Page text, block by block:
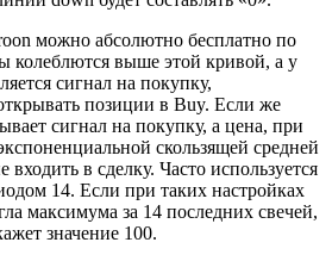
можно абсолютно бесплатно по
колеблются выше этой кривой, а у
сигнал на покупку,
позиции в Buy. Если же
сигнал на покупку, а цена, при
скользящей средней
в сделку. Часто используется
14. Если при таких настройках
максимума за 14 последних свечей,
значение 100.